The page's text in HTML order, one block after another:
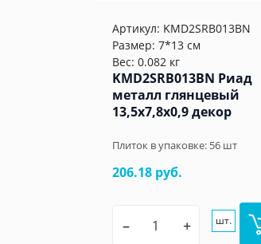
Артикул: KMD2SRB013BN
Размер: 7*13 см
Вес: 0.082 кг
KMD2SRB013BN Риад
металл глянцевый
13,5x7,8x0,9 декор
Плиток в упаковке: 56 шт
206.18 руб.
– + шт.